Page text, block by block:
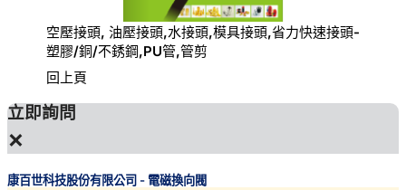
空壓接頭, 油壓接頭,水接頭,模具接頭,省力快速接頭-
塑膠/銅/不銹鋼,PU管,管剪
回上頁
立即詢問
×
康百世科技股份有限公司 - 電磁換向閥